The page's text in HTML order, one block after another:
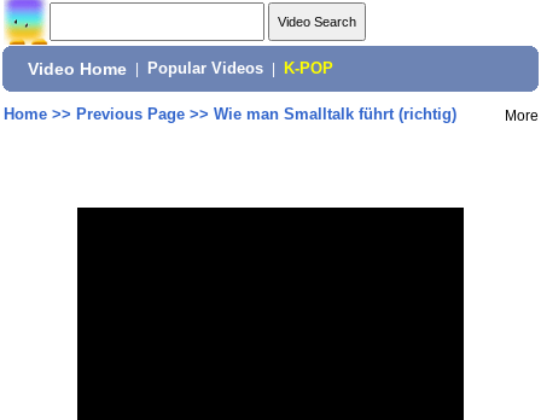
Video Home Popular Videos K-POP
Home>> Previous Page>> Wie man Smalltalk führt (richtig) More